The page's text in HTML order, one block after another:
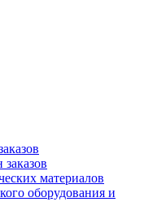
материалов
оборудования и